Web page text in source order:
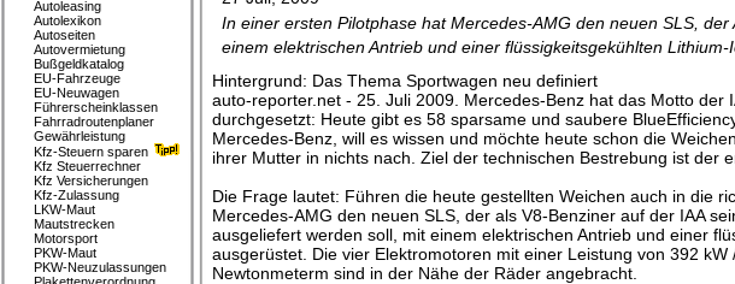
In einer ersten Pilotphase hat Mercedes-AMG den neuen SLS,
einem elektrischen Antrieb und einer flüssigkeitsgekühlten
Hintergrund: Das Thema Sportwagen neu definiert
auto-reporter.net - 25. Juli 2009. Mercedes-Benz hat das Motto der
durchgesetzt: Heute gibt es 58 sparsame und saubere
Mercedes-Benz, will es wissen und möchte heute schon die
ihrer Mutter in nichts nach. Ziel der technischen Bestrebung ist der
Die Frage lautet: Führen die heute gestellten Weichen auch in die
Mercedes-AMG den neuen SLS, der als V8-Benziner auf der IAA
ausgeliefert werden soll, mit einem elektrischen Antrieb und einer
ausgerüstet. Die vier Elektromotoren mit einer Leistung von 392
Newtonmeterm sind in der Nähe der Räder angebracht.
Autoleasing
Autolexikon
Autoseiten
Autovermietung
Bußgeldkatalog
EU-Fahrzeuge
EU-Neuwagen
Führerscheinklassen
Fahrradroutenplaner
Gewährleistung
Kfz-Steuern sparen
Kfz Steuerrechner
Kfz Versicherungen
Kfz-Zulassung
LKW-Maut
Mautstrecken
Motorsport
PKW-Maut
PKW-Neuzulassungen